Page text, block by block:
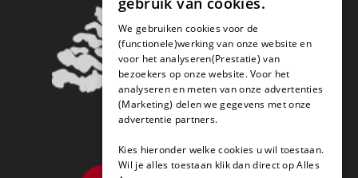
We gebruiken cookies voor de
(functionele)werking van onze website en
voor het analyseren(Prestatie) van
bezoekers op onze website. Voor het
analyseren en meten van onze advertenties
(Marketing) delen we gegevens met onze
advertentie partners.
Kies hieronder welke cookies u wil toestaan.
Wil je alles toestaan klik dan direct op Alles